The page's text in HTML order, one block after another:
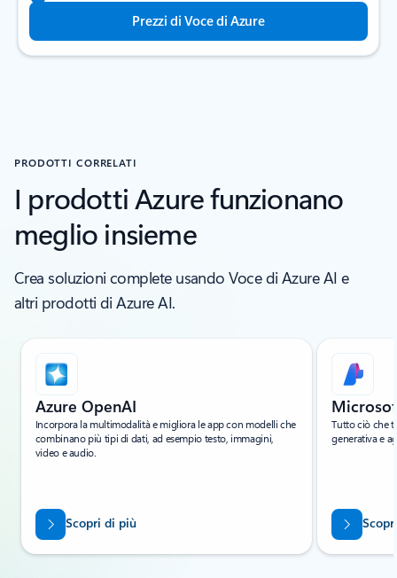
Prezzi di Voce di Azure
PRODOTTI CORRELATI
I prodotti Azure funzionano
meglio insieme
Crea soluzioni complete usando Voce di Azure AI e
altri prodotti di Azure AI.
Visualizzazione della diapositiva 1 di 6
Azure OpenAI
Incorpora la multimodalità e migliora le app con modelli che
combinano più tipi di dati, ad esempio testo, immagini,
video e audio.
Scopri di più
Tutto ciò che
generativa e